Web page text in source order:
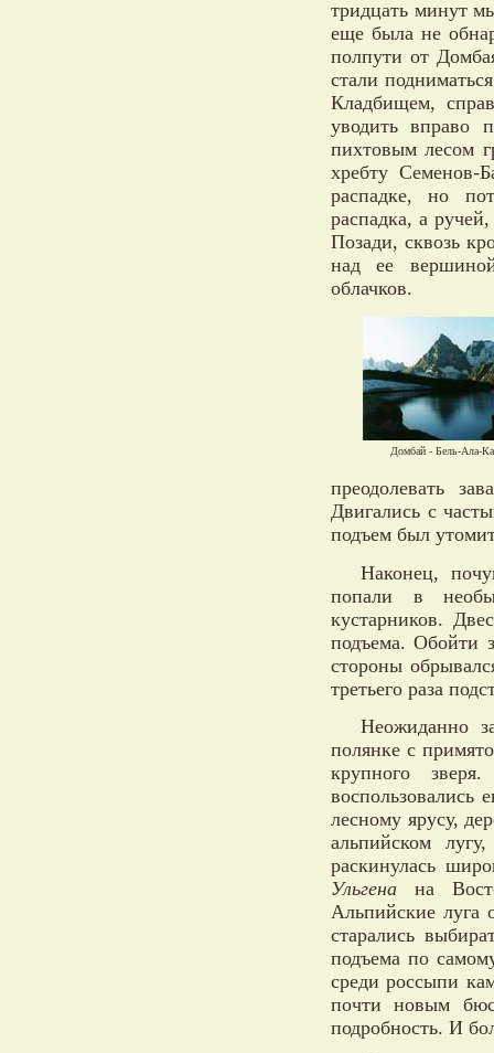
тридцать минут
еще была не
полпути от
стали
Кладбищем,
уводить вправо
пихтовым лесом
хребту
распадке, но
распадка, а
Позади, сквозь
над ее
облачков.
Домбай - Бель-Ала-
преодолевать
Двигались с
подъем был
Наконец,
попали в
кустарников.
подъема. Обойти
стороны
третьего раза
Неожиданно
полянке с
крупного
воспользовались
лесному ярусу,
альпийском
раскинулась
Ульгена на
Альпийские луга
старались
подъема по
среди россыпи
почти новым
подробность. И